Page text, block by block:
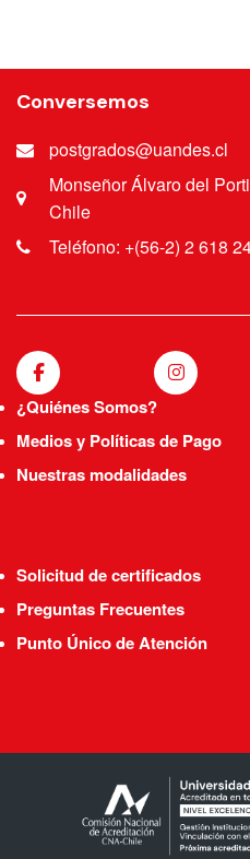
Conversemos
postgrados@uandes.cl
Monseñor Álvaro del
Chile
Teléfono: +(56-2) 2 618
¿Quiénes Somos?
Medios y Políticas de Pago
Nuestras modalidades
Solicitud de certificados
Preguntas Frecuentes
Punto Único de Atención